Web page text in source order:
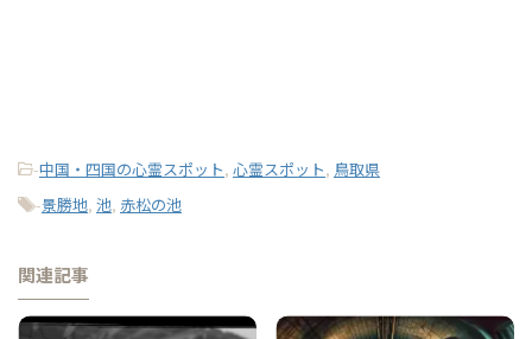
-中国・四国の心霊スポット, 心霊スポット, 鳥取県
-景勝地, 池, 赤松の池
関連記事